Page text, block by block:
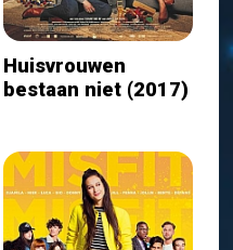
Huisvrouwen
bestaan niet (2017)